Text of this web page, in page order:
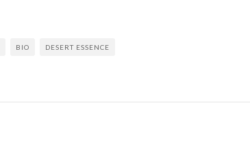
BIO DESERT ESSENCE